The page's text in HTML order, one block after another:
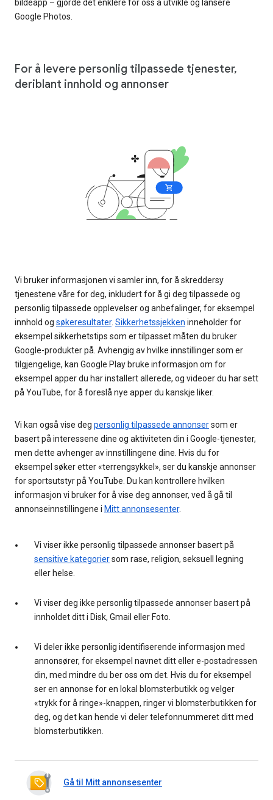
bildeapp – gjorde det enklere for oss å utvikle og lansere
Google Photos.
For å levere personlig tilpassede tjenester,
deriblant innhold og annonser
Vi bruker informasjonen vi samler inn, for å skreddersy
tjenestene våre for deg, inkludert for å gi deg tilpassede og
personlig tilpassede opplevelser og anbefalinger, for eksempel
innhold og søkeresultater. Sikkerhetssjekken inneholder for
eksempel sikkerhetstips som er tilpasset måten du bruker
Google-produkter på. Avhengig av hvilke innstillinger som er
tilgjengelige, kan Google Play bruke informasjon om for
eksempel apper du har installert allerede, og videoer du har sett
på YouTube, for å foreslå nye apper du kanskje liker.
Vi kan også vise deg personlig tilpassede annonsersom er
basert på interessene dine og aktiviteten din i Google-tjenester,
men dette avhenger av innstillingene dine. Hvis du for
eksempel søker etter «terrengsykkel», ser du kanskje annonser
for sportsutstyr på YouTube. Du kan kontrollere hvilken
informasjon vi bruker for å vise deg annonser, ved å gå til
annonseinnstillingene i Mitt annonsesenter.
Vi viser ikke personlig tilpassede annonser basert på
sensitive kategoriersom rase, religion, seksuell legning
eller helse.
Vi viser deg ikke personlig tilpassede annonser basert på
innholdet ditt i Disk, Gmail eller Foto.
Vi deler ikke personlig identifiserende informasjon med
annonsører, for eksempel navnet ditt eller e-postadressen
din, med mindre du ber oss om det. Hvis du for eksempel
ser en annonse for en lokal blomsterbutikk og velger
«trykk for å ringe»-knappen, ringer vi blomsterbutikken for
deg, og det kan hende vi deler telefonnummeret ditt med
blomsterbutikken.
Gå til Mitt annonsesenter